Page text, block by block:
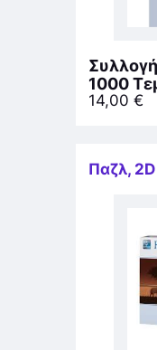
1000
14,00 €
Παζλ,